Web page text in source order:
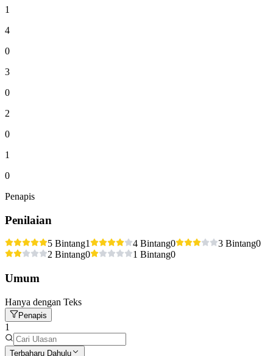
1
4
0
3
0
2
0
1
0
Penapis
Penilaian
5 Bintang1 4 Bintang0 3 Bintang0
2 Bintang0 1 Bintang0
Umum
Hanya dengan Teks
Penapis
1
Terbaharu Dahulu